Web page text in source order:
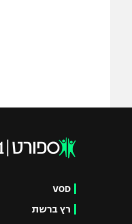
VOD
רץ ברשת